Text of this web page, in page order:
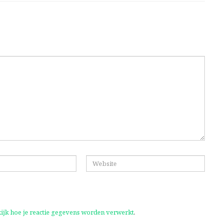
hoe je reactie gegevens worden verwerkt.